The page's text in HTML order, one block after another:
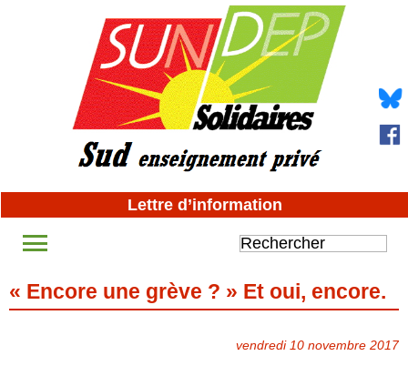
Lettre d’information
« Encore une grève ? » Et oui, encore.
vendredi 10 novembre 2017